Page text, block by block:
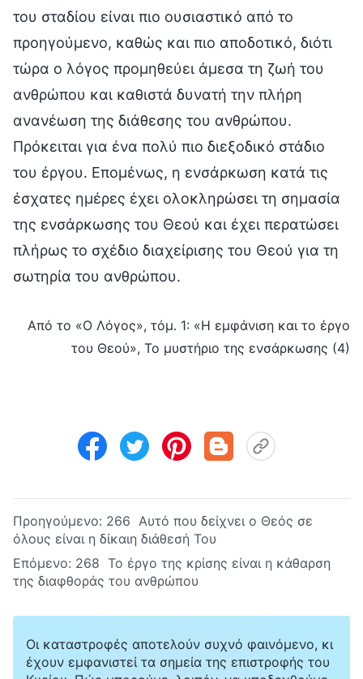
του σταδίου είναι πιο ουσιαστικό από το
προηγούμενο, καθώς και πιο αποδοτικό, διότι
τώρα ο λόγος προμηθεύει άμεσα τη ζωή του
ανθρώπου και καθιστά δυνατή την πλήρη
ανανέωση της διάθεσης του ανθρώπου.
Πρόκειται για ένα πολύ πιο διεξοδικό στάδιο
του έργου. Επομένως, η ενσάρκωση κατά τις
έσχατες ημέρες έχει ολοκληρώσει τη σημασία
της ενσάρκωσης του Θεού και έχει περατώσει
πλήρως το σχέδιο διαχείρισης του Θεού για τη
σωτηρία του ανθρώπου.
Από το «Ο Λόγος», τόμ. 1: «Η εμφάνιση και το έργο
του Θεού», Το μυστήριο της ενσάρκωσης (4)
Προηγούμενο: 266 Αυτό που δείχνει ο Θεός σε
όλους είναι η δίκαιη διάθεσή Του
Επόμενο: 268 Το έργο της κρίσης είναι η κάθαρση
της διαφθοράς του ανθρώπου
Οι καταστροφές αποτελούν συχνό φαινόμενο, κι
έχουν εμφανιστεί τα σημεία της επιστροφής του